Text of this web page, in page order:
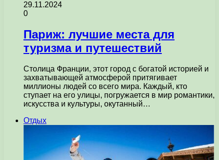
29.11.2024
0
Париж: лучшие места для
туризма и путешествий
Столица Франции, этот город с богатой историей и
захватывающей атмосферой притягивает
миллионы людей со всего мира. Каждый, кто
ступает на его улицы, погружается в мир романтики,
искусства и культуры, окутанный…
Отдых